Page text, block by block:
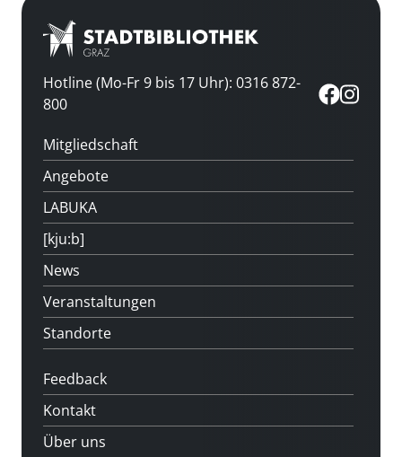
Hotline (Mo-Fr 9 bis 17 Uhr): 0316 872-
800
Mitgliedschaft
Angebote
LABUKA
[kju:b]
News
Veranstaltungen
Standorte
Feedback
Kontakt
Über uns